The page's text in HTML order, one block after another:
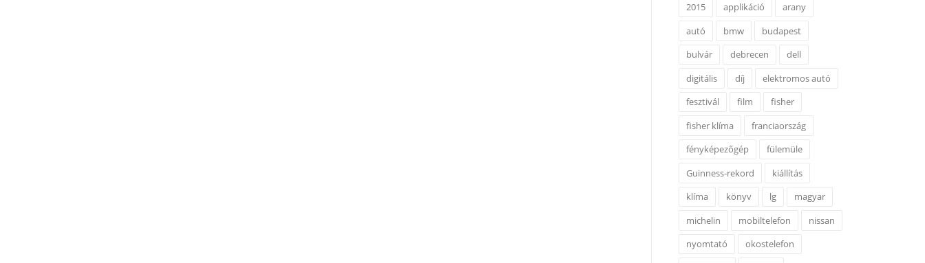
2015 applikáció
arany
autó
bmw
budapest
bulvár
debrecen
dell
digitális
díj
elektromos autó
fesztivál
film
fisher
fisher klíma
franciaország
fényképezőgép
fülemüle
Guinness-rekord
kiállítás
klíma
könyv lg
magyar
michelin
mobiltelefon
nissan
nyomtató
okostelefon